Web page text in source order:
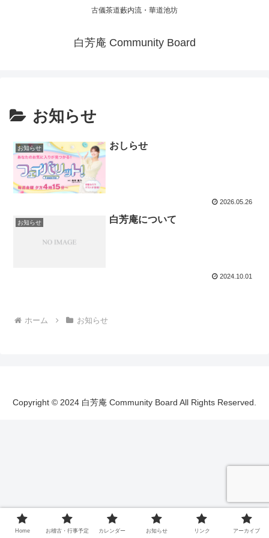
古儀茶道藪内流・華道池坊
白芳庵 Community Board
お知らせ
お知らせ おしらせ
2026.05.26
お知らせ 白芳庵について
2024.10.01
ホーム お知らせ
Copyright © 2024 白芳庵 Community Board All Rights Reserved.
Home お稽古・行事予定 カレンダー お知らせ リンク アーカイブ